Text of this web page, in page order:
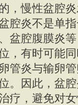
，慢性盆腔
腔炎不是单
盆腔腹膜炎
，有时可能
管炎与输卵
。因此，盆
疗，避免对